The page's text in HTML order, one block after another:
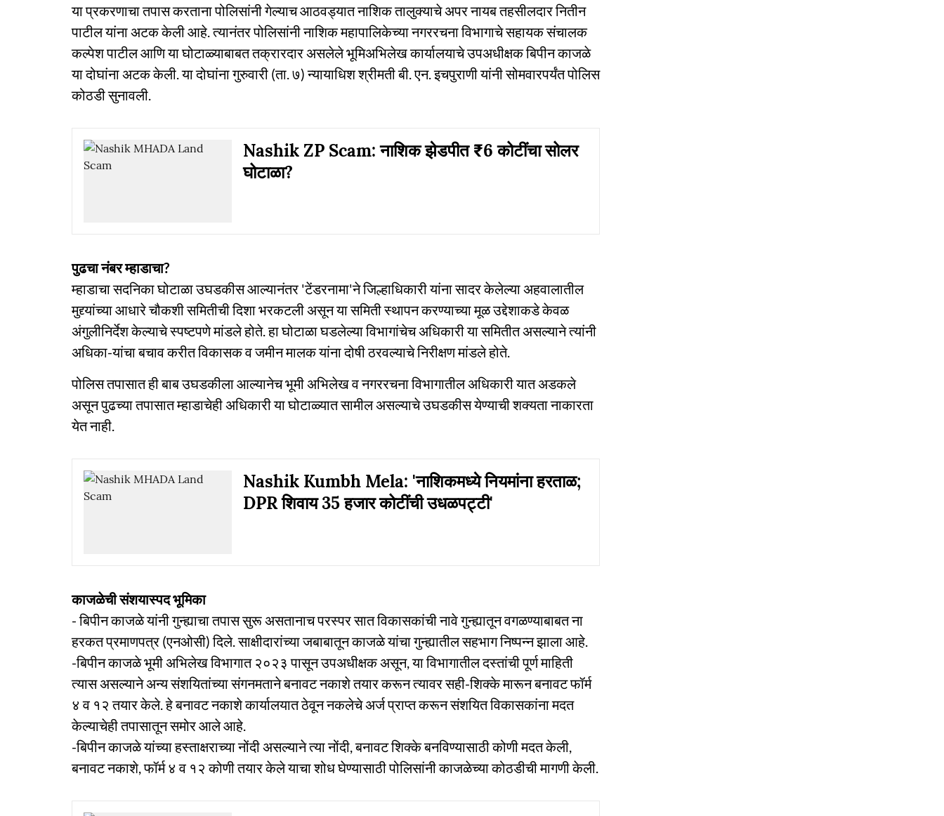
या प्रकरणाचा तपास करताना पोलिसांनी गेल्याच आठवड्यात नाशिक तालुक्याचे अपर नायब तहसीलदार नितीन
पाटील यांना अटक केली आहे. त्यानंतर पोलिसांनी नाशिक महापालिकेच्या नगररचना विभागाचे सहायक संचालक
कल्पेश पाटील आणि या घोटाळ्याबाबत तक्रारदार असलेले भूमिअभिलेख कार्यालयाचे उपअधीक्षक बिपीन काजळे
या दोघांना अटक केली. या दोघांना गुरुवारी (ता. ७) न्यायाधिश श्रीमती बी. एन. इचपुराणी यांनी सोमवारपर्यंत पोलिस
कोठडी सुनावली.
Nashik ZP Scam: नाशिक झेडपीत ₹6 कोटींचा सोलर
घोटाळा?
पुढचा नंबर म्हाडाचा?
म्हाडाचा सदनिका घोटाळा उघडकीस आल्यानंतर 'टेंडरनामा'ने जिल्हाधिकारी यांना सादर केलेल्या अहवालातील
मुद्द्यांच्या आधारे चौकशी समितीची दिशा भरकटली असून या समिती स्थापन करण्याच्या मूळ उद्देशाकडे केवळ
अंगुलीनिर्देश केल्याचे स्पष्टपणे मांडले होते. हा घोटाळा घडलेल्या विभागांचेच अधिकारी या समितीत असल्याने त्यांनी
अधिका-यांचा बचाव करीत विकासक व जमीन मालक यांना दोषी ठरवल्याचे निरीक्षण मांडले होते.
पोलिस तपासात ही बाब उघडकीला आल्यानेच भूमी अभिलेख व नगररचना विभागातील अधिकारी यात अडकले
असून पुढच्या तपासात म्हाडाचेही अधिकारी या घोटाळ्यात सामील असल्याचे उघडकीस येण्याची शक्यता नाकारता
येत नाही.
Nashik Kumbh Mela: 'नाशिकमध्ये नियमांना हरताळ;
DPR शिवाय 35 हजार कोटींची उधळपट्टी'
काजळेची संशयास्पद भूमिका
- बिपीन काजळे यांनी गुन्ह्याचा तपास सुरू असतानाच परस्पर सात विकासकांची नावे गुन्ह्यातून वगळण्याबाबत ना
हरकत प्रमाणपत्र (एनओसी) दिले. साक्षीदारांच्या जबाबातून काजळे यांचा गुन्ह्यातील सहभाग निष्पन्न झाला आहे.
-बिपीन काजळे भूमी अभिलेख विभागात २०२३ पासून उपअधीक्षक असून, या विभागातील दस्तांची पूर्ण माहिती
त्यास असल्याने अन्य संशयितांच्या संगनमताने बनावट नकाशे तयार करून त्यावर सही-शिक्के मारून बनावट फॉर्म
४ व १२ तयार केले. हे बनावट नकाशे कार्यालयात ठेवून नकलेचे अर्ज प्राप्त करून संशयित विकासकांना मदत
केल्याचेही तपासातून समोर आले आहे.
-बिपीन काजळे यांच्या हस्ताक्षराच्या नोंदी असल्याने त्या नोंदी, बनावट शिक्के बनविण्यासाठी कोणी मदत केली,
बनावट नकाशे, फॉर्म ४ व १२ कोणी तयार केले याचा शोध घेण्यासाठी पोलिसांनी काजळेच्या कोठडीची मागणी केली.